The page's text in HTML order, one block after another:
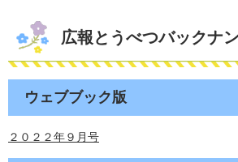
広報とうべつバックナ
ウェブブック版
２０２２年９月号